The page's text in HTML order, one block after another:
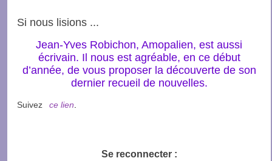
Si nous lisions ...
Jean-Yves Robichon, Amopalien, est aussi
écrivain. Il nous est agréable, en ce début
d’année, de vous proposer la découverte de son
dernier recueil de nouvelles.
Suivez ce lien
Se reconnecter :